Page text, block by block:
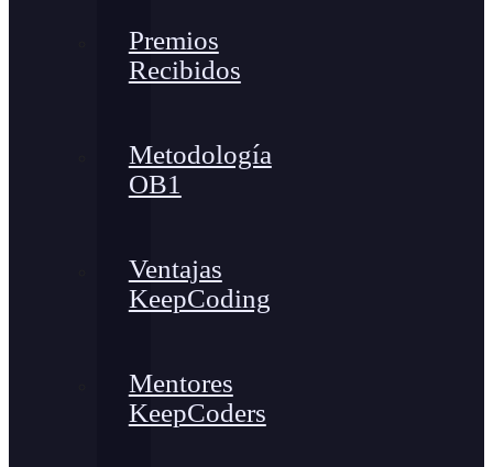
Premios
Recibidos
Metodología
OB1
Ventajas
KeepCoding
Mentores
KeepCoders